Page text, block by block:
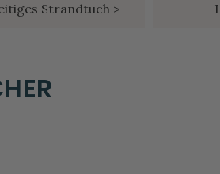
Strandtuch >